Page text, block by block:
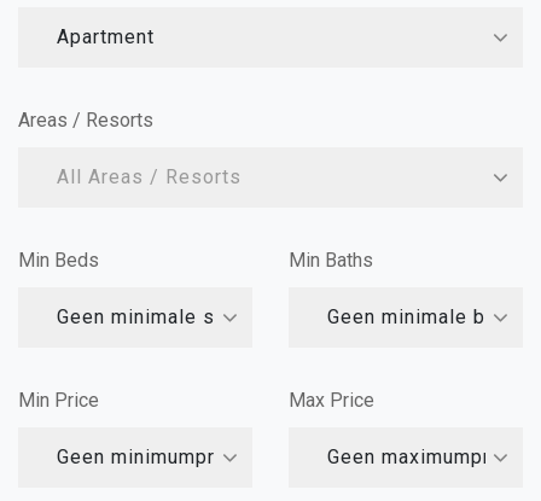
Apartment
Areas / Resorts
All Areas / Resorts
Min Beds
Geen minimale slaapkamers
Min Baths
Geen minimale
Min Price
Geen minimumprijs
Max Price
Geen maximumprijs